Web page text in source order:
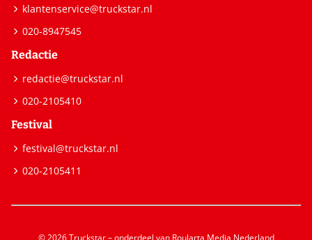
klantenservice@truckstar.nl
020-8947545
Redactie
redactie@truckstar.nl
020-2105410
Festival
festival@truckstar.nl
020-2105411
© 2026 Truckstar – onderdeel van Roularta Media Nederland